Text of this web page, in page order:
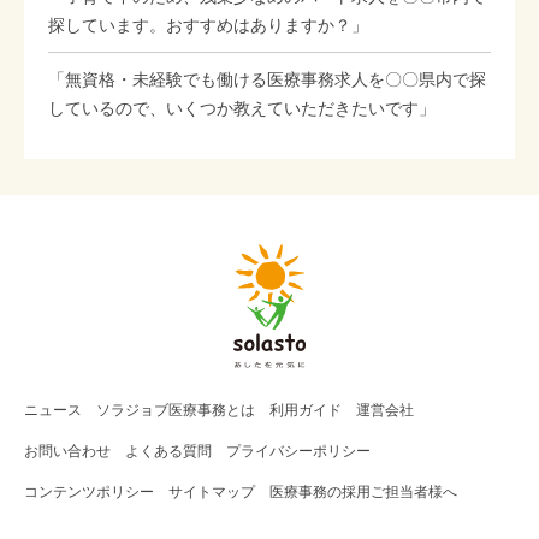
探しています。おすすめはありますか？」
「無資格・未経験でも働ける医療事務求人を〇〇県内で探
しているので、いくつか教えていただきたいです」
ニュース ソラジョブ医療事務 とは 利用ガイド 運営会社
お問い合わせ よくある質問 プライバシーポリシー
コンテンツポリシー サイトマップ 医療事務の採用ご担当者様へ